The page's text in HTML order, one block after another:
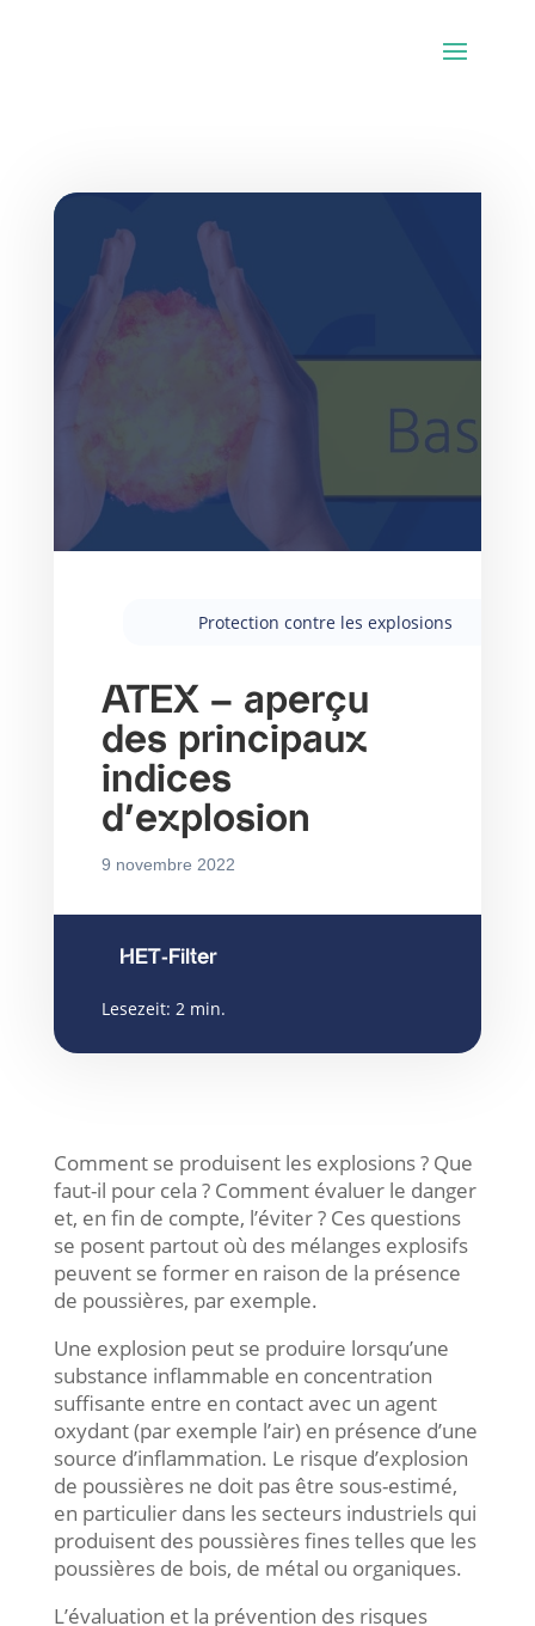
Protection contre les explosions
ATEX – aperçu
des principaux
indices
d’explosion
9 novembre 2022
HET-Filter
Lesezeit: 2 min.
Comment se produisent les explosions ? Que
faut-il pour cela ? Comment évaluer le danger
et, en fin de compte, l’éviter ? Ces questions
se posent partout où des mélanges explosifs
peuvent se former en raison de la présence
de poussières, par exemple.
Une explosion peut se produire lorsqu’une
substance inflammable en concentration
suffisante entre en contact avec un agent
oxydant (par exemple l’air) en présence d’une
source d’inflammation. Le risque d’explosion
de poussières ne doit pas être sous-estimé,
en particulier dans les secteurs industriels qui
produisent des poussières fines telles que les
poussières de bois, de métal ou organiques.
L’évaluation et la prévention des risques